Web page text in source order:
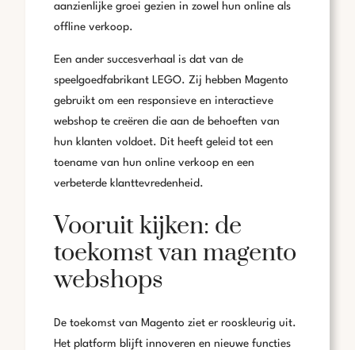
aanzienlijke groei gezien in zowel hun online als
offline verkoop.
Een ander succesverhaal is dat van de
speelgoedfabrikant LEGO. Zij hebben Magento
gebruikt om een responsieve en interactieve
webshop te creëren die aan de behoeften van
hun klanten voldoet. Dit heeft geleid tot een
toename van hun online verkoop en een
verbeterde klanttevredenheid.
Vooruit kijken: de
toekomst van magento
webshops
De toekomst van Magento ziet er rooskleurig uit.
Het platform blijft innoveren en nieuwe functies